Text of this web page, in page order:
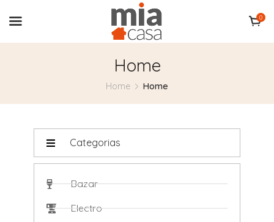
0
Home
Home Home
Categorias
Bazar
Electro